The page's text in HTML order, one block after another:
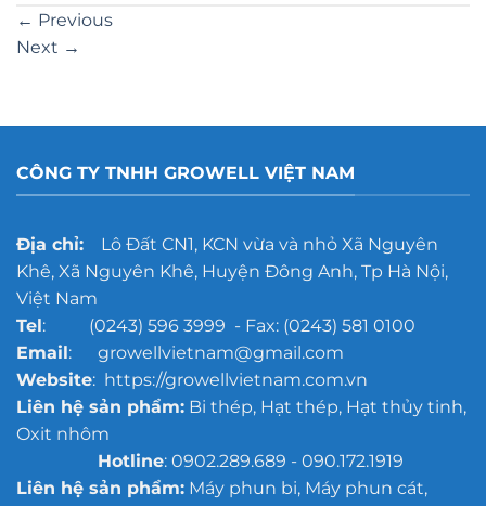
← Previous
Next →
CÔNG TY TNHH GROWELL VIỆT NAM
Địa chỉ:Lô Đất CN1, KCN vừa và nhỏ Xã Nguyên
Khê, Xã Nguyên Khê, Huyện Đông Anh, Tp Hà Nội,
Việt Nam
Tel: (0243) 596 3999 - Fax: (0243) 581 0100
Email: growellvietnam@gmail.com
Website: https://growellvietnam.com.vn
Liên hệ sản phẩm:Bi thép, Hạt thép, Hạt thủy tinh,
Oxit nhôm
Hotline: 0902.289.689 - 090.172.1919
Liên hệ sản phẩm:Máy phun bi, Máy phun cát,